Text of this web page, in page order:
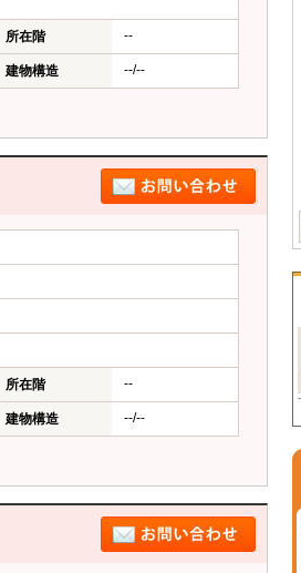
所在階 --
建物構造 --/--
所在階 --
建物構造 --/--